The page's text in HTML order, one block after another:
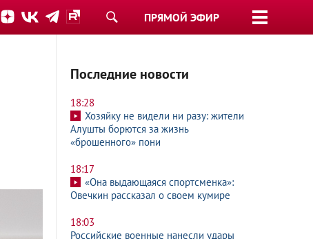
ПРЯМОЙ ЭФИР
Последние новости
18:28
Хозяйку не видели ни разу: жители
Алушты борются за жизнь
«брошенного» пони
18:17
«Она выдающаяся спортсменка»:
Овечкин рассказал о своем кумире
18:03
Российские военные нанесли удары